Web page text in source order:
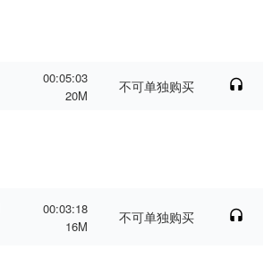
00:05:03
20M
不可单独购买
00:03:18
16M
不可单独购买